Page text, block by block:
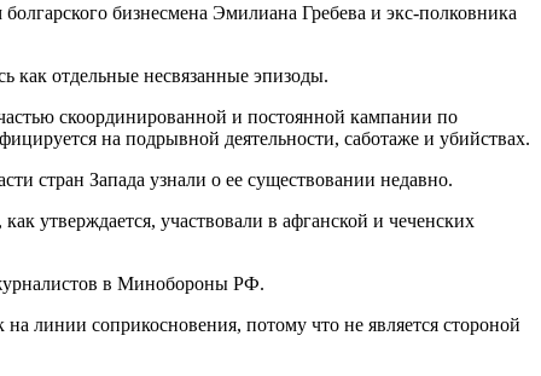
бизнесмена Эмилиана Гребева и экс-полковника
как отдельные несвязанные эпизоды.
скоординированной и постоянной кампании по
на подрывной деятельности, саботаже и убийствах.
стран Запада узнали о ее существовании недавно.
утверждается, участвовали в афганской и чеченских
журналистов в Минобороны РФ.
линии соприкосновения, потому что не является стороной